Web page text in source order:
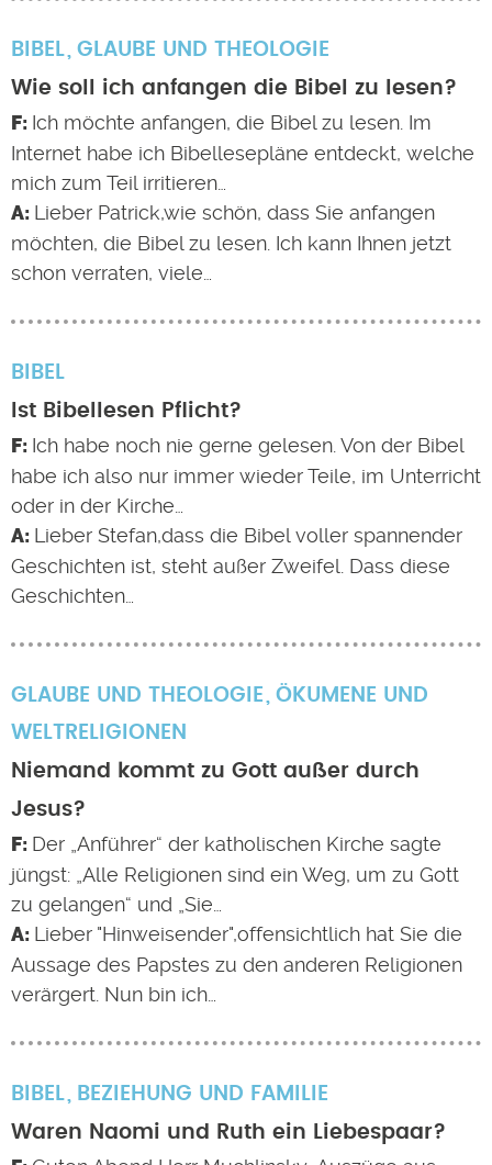
BIBEL GLAUBE UND THEOLOGIE
Wie soll ich anfangen die Bibel zu lesen?
Ich möchte anfangen, die Bibel zu lesen. Im
Internet habe ich Bibellesepläne entdeckt, welche
mich zum Teil irritieren…
Lieber Patrick,wie schön, dass Sie anfangen
möchten, die Bibel zu lesen. Ich kann Ihnen jetzt
schon verraten, viele…
BIBEL
Ist Bibellesen Pflicht?
Ich habe noch nie gerne gelesen. Von der Bibel
habe ich also nur immer wieder Teile, im Unterricht
oder in der Kirche…
Lieber Stefan,dass die Bibel voller spannender
Geschichten ist, steht außer Zweifel. Dass diese
Geschichten…
GLAUBE UND THEOLOGIE
ÖKUMENE UND
WELTRELIGIONEN
Niemand kommt zu Gott außer durch
Jesus?
Der „Anführer“ der katholischen Kirche sagte
jüngst: „Alle Religionen sind ein Weg, um zu Gott
zu gelangen“ und „Sie…
Lieber "Hinweisender",offensichtlich hat Sie die
Aussage des Papstes zu den anderen Religionen
verärgert. Nun bin ich…
BIBEL
BEZIEHUNG UND FAMILIE
Waren Naomi und Ruth ein Liebespaar?